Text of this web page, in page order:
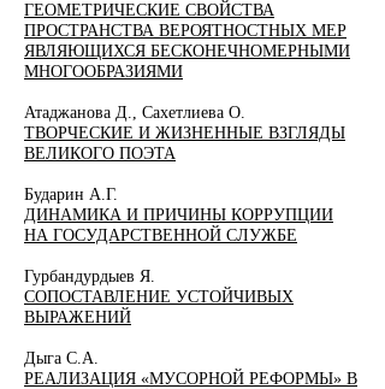
ГЕОМЕТРИЧЕСКИЕ СВОЙСТВА
ПРОСТРАНСТВА ВЕРОЯТНОСТНЫХ МЕР
ЯВЛЯЮЩИХСЯ БЕСКОНЕЧНОМЕРНЫМИ
МНОГООБРАЗИЯМИ
Атаджанова Д., Сахетлиева О.
ТВОРЧЕСКИЕ И ЖИЗНЕННЫЕ ВЗГЛЯДЫ
ВЕЛИКОГО ПОЭТА
Бударин А.Г.
ДИНАМИКА И ПРИЧИНЫ КОРРУПЦИИ
НА ГОСУДАРСТВЕННОЙ СЛУЖБЕ
Гурбандурдыев Я.
СОПОСТАВЛЕНИЕ УСТОЙЧИВЫХ
ВЫРАЖЕНИЙ
Дыга С.А.
РЕАЛИЗАЦИЯ «МУСОРНОЙ РЕФОРМЫ» В